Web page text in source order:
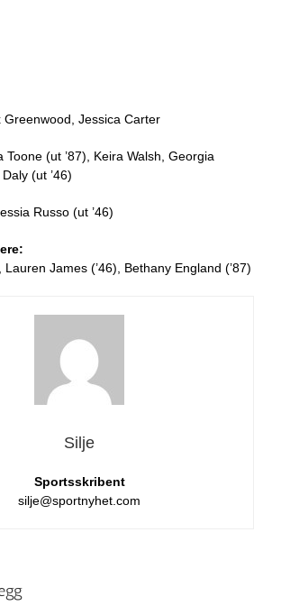
Greenwood, Jessica Carter
Toone (ut ’87), Keira Walsh, Georgia
(ut ’46)
Russo (ut ’46)
Lauren James (’46), Bethany England (’87)
Silje
Sportsskribent
silje@sportnyhet.com